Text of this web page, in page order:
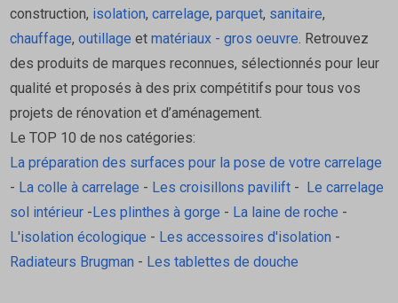
construction, isolation, carrelage, parquet, sanitaire,
chauffage, outillage et matériaux - gros oeuvre. Retrouvez
des produits de marques reconnues, sélectionnés pour leur
qualité et proposés à des prix compétitifs pour tous vos
projets de rénovation et d’aménagement.
Le TOP 10 de nos catégories:
La préparation des surfaces pour la pose de votre carrelage
- La colle à carrelage - Les croisillons pavilift- Le carrelage
sol intérieur-Les plinthes à gorge - La laine de roche -
L'isolation écologique - Les accessoires d'isolation -
Radiateurs Brugman - Les tablettes de douche